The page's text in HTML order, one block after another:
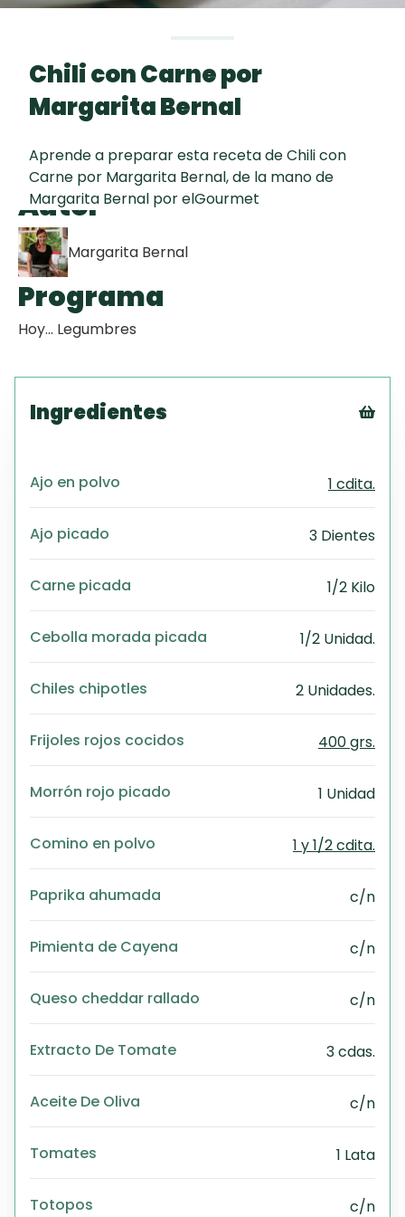
Red Velvet
Chili con Carne por
Margarita Bernal
Aprende a preparar esta receta de Chili con
Carne por Margarita Bernal, de la mano de
Margarita Bernal por elGourmet
Autor
Margarita Bernal
Programa
Hoy... Legumbres
Ingredientes
Ajo en polvo 1 cdita.
Ajo picado 3 Dientes
Carne picada 1/2 Kilo
Cebolla morada picada 1/2 Unidad.
Chiles chipotles 2 Unidades.
Frijoles rojos cocidos 400 grs.
Morrón rojo picado 1 Unidad
Comino en polvo 1 y 1/2 cdita.
Paprika ahumada c/n
Pimienta de Cayena c/n
Queso cheddar rallado c/n
Extracto De Tomate 3 cdas.
Aceite De Oliva c/n
Tomates 1 Lata
Totopos c/n